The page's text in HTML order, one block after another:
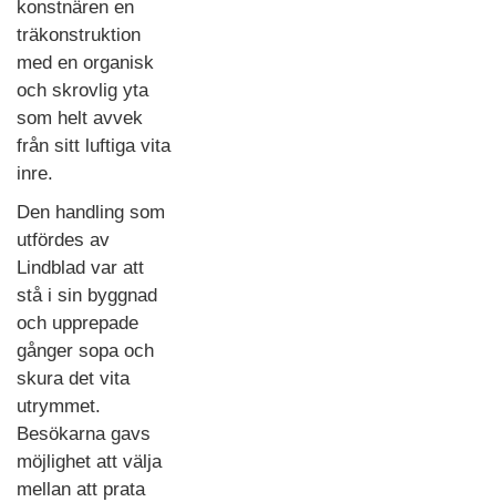
konstnären en
träkonstruktion
med en organisk
och skrovlig yta
som helt avvek
från sitt luftiga vita
inre.
Den handling som
utfördes av
Lindblad var att
stå i sin byggnad
och upprepade
gånger sopa och
skura det vita
utrymmet.
Besökarna gavs
möjlighet att välja
mellan att prata